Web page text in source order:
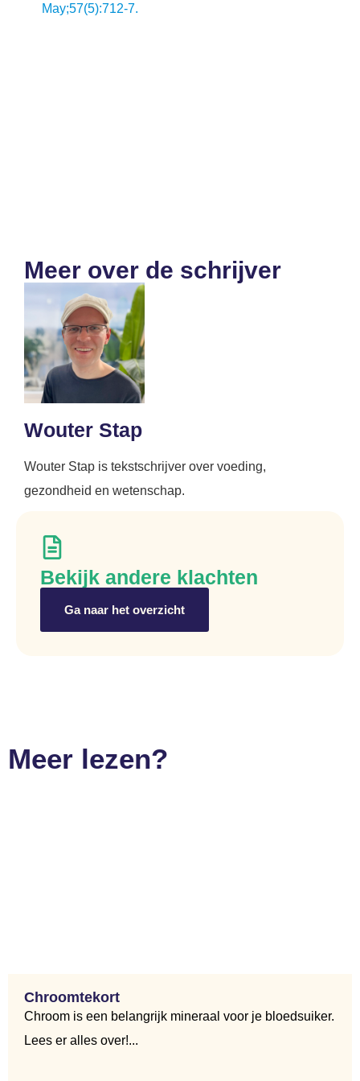
May;57(5):712-7.
Meer over de schrijver
Wouter Stap
Wouter Stap is tekstschrijver over voeding,
gezondheid en wetenschap.
Bekijk andere klachten
Ga naar het overzicht
Meer lezen?
Chroomtekort
Chroom is een belangrijk mineraal voor je bloedsuiker.
Lees er alles over!...